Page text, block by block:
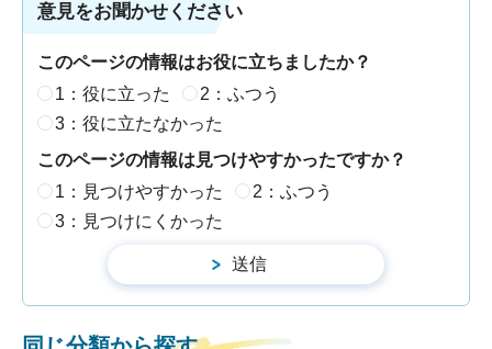
意見をお聞かせください
このページの情報はお役に立ちましたか？
1：役に立った
2：ふつう
3：役に立たなかった
このページの情報は見つけやすかったですか？
1：見つけやすかった
2：ふつう
3：見つけにくかった